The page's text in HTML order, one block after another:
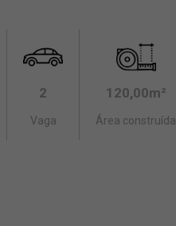
2
Vaga
120,00m²
Área construída